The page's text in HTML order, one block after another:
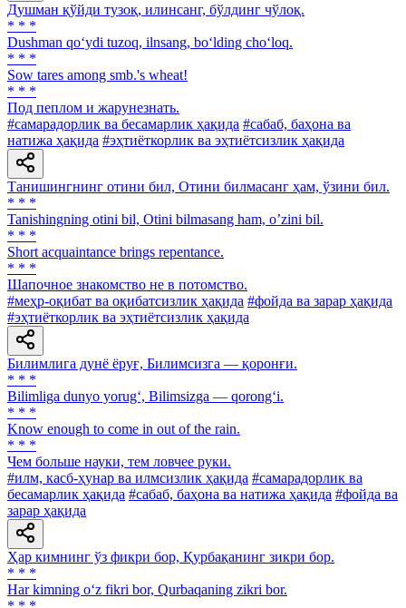
Душман қўйди тузоқ, илинсанг, бўлдинг чўлоқ.
* * *
Dushman qo‘ydi tuzoq, ilnsang, bo‘lding cho‘loq.
* * *
Sow tares among smb.'s wheat!
* * *
Под пеплом и жарунезнать.
#самарадорлик ва бесамарлик ҳақида #сабаб, баҳона ва
натижа ҳақида #эҳтиёткорлик ва эҳтиётсизлик ҳақида
Танишингнинг отини бил, Отини билмасанг ҳам, ўзини бил.
* * *
Tanishingning otini bil, Otini bilmasang ham, oʼzini bil.
* * *
Short acquaintance brings repentance.
* * *
Шапочное знакомство не в потомство.
#меҳр-оқибат ва оқибатсизлик ҳақида #фойда ва зарар ҳақида
#эҳтиёткорлик ва эҳтиётсизлик ҳақида
Билимлига дунё ёруғ, Билимсизга — қоронғи.
* * *
Bilimliga dunyo yorug‘, Bilimsizga — qorong‘i.
* * *
Know enough to come in out of the rain.
* * *
Чем больше науки, тем ловчее руки.
#илм, касб-ҳунар ва илмсизлик ҳақида #самарадорлик ва
бесамарлик ҳақида #сабаб, баҳона ва натижа ҳақида #фойда ва
зарар ҳақида
Ҳар кимнинг ўз фикри бор, Қурбақанинг зикри бор.
* * *
Har kimning o‘z fikri bor, Qurbaqaning zikri bor.